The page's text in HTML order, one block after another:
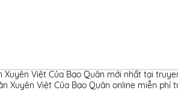
Việt Của Bạo Quân mới nhất tại
Xuyên Việt Của Bạo Quân online miễn phí